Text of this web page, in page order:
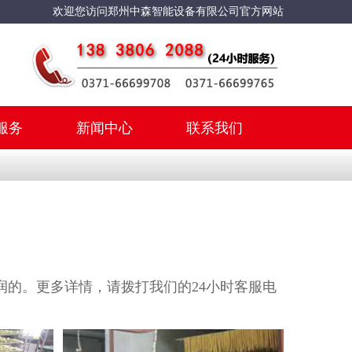
欢迎您访问郑州中森智能设备有限公司官方网站
务 新闻中心 联系我们
。更多详情，请拨打我们的24小时客服电